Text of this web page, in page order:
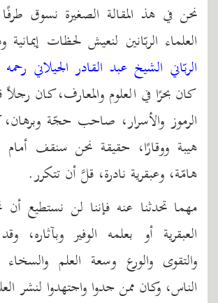
نحن في هذ المقالة الصغيرة نسوق
العلماء الربّانين لنعيش لحظات
الربّاني الشيخ عبد القادر الجيلاني رحمه
كان بحرًا في العلوم والمعارف، كان
الرموز والأسرار، صاحب حجّة وبرهان،
هيبة ووقارًا، حقيقة نحن سنقف
هامّة، وعبقرية نادرة، قلَّ أن تتكرر.
مهما تحدثنا عنه فإننا لن نستطيع
العبقرية أو بعلمه الوفير وبآثاره،
والتقوى والورع وسعة العلم
الناس، وكان ممن جدوا واجتهدوا لنشر